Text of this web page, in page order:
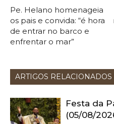
Pe. Helano homenageia
os pais e convida: “é hora
de entrar no barco e
enfrentar o mar”
ARTIGOS RELACIONADOS
Festa da
(05/08/